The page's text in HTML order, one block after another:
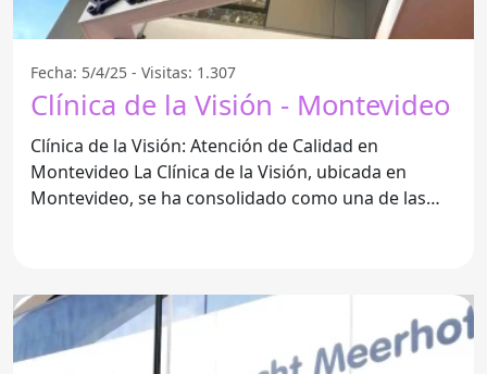
Fecha: 5/4/25 - Visitas: 1.307
Clínica de la Visión - Montevideo
Clínica de la Visión: Atención de Calidad en
Montevideo La Clínica de la Visión, ubicada en
Montevideo, se ha consolidado como una de las